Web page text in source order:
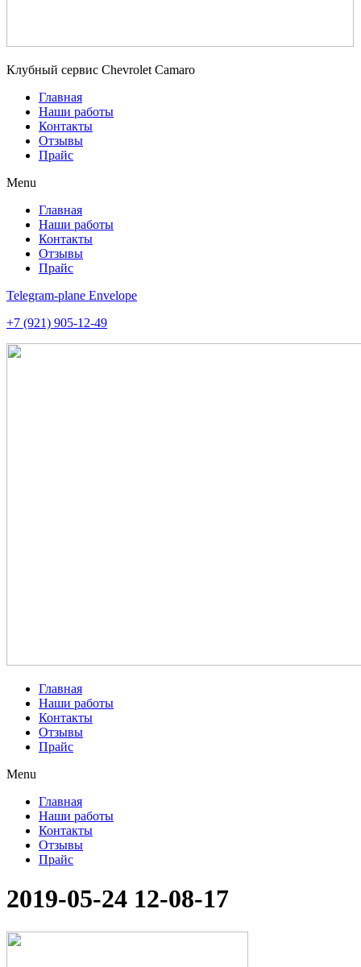
Клубный сервис Chevrolet Camaro
Главная
Наши работы
Контакты
Отзывы
Прайс
Menu
Главная
Наши работы
Контакты
Отзывы
Прайс
Telegram-plane Envelope
+7 (921) 905-12-49
Главная
Наши работы
Контакты
Отзывы
Прайс
Menu
Главная
Наши работы
Контакты
Отзывы
Прайс
2019-05-24 12-08-17